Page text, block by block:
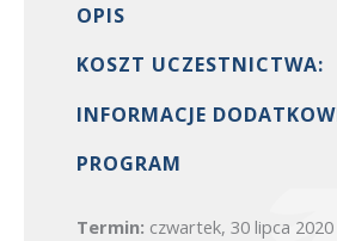
OPIS
KOSZT UCZESTNICTWA:
INFORMACJE
PROGRAM
Termin: czwartek, 30 lipca 2020